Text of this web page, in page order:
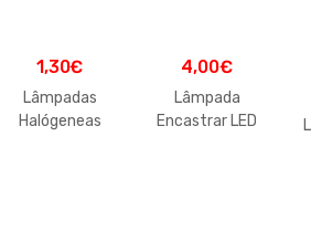
1,30€
Lâmpadas
Halógeneas
4,00€
Lâmpada
Encastrar LED